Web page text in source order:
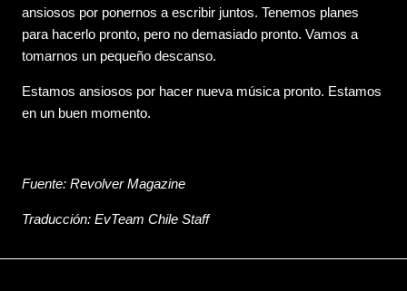
ansiosos por ponernos a escribir juntos. Tenemos planes
para hacerlo pronto, pero no demasiado pronto. Vamos a
tomarnos un pequeño descanso.
Estamos ansiosos por hacer nueva música pronto. Estamos
en un buen momento.
Fuente: Revolver Magazine
Traducción: EvTeam Chile Staff